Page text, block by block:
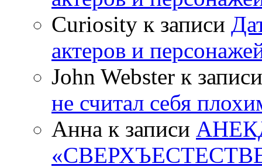
Curiosity к записи
актеров и
John Webster к
не считал себя
Анна к записи